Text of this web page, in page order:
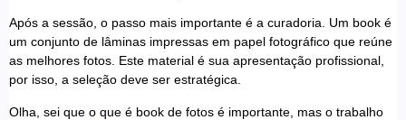
Após a sessão, o passo mais importante é a curadoria. Um book é
um conjunto de lâminas impressas em papel fotográfico que reúne
as melhores fotos. Este material é sua apresentação profissional,
por isso, a seleção deve ser estratégica.
Olha, sei que o que é book de fotos é importante, mas o trabalho